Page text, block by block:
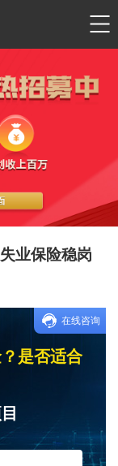
业保险稳岗
是否适合
在线咨询